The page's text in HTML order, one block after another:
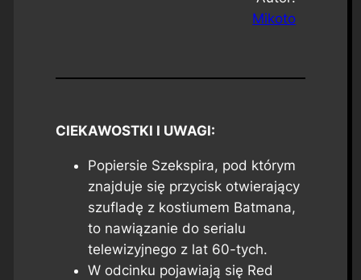
Mikoto
CIEKAWOSTKI I UWAGI:
Popiersie Szekspira, pod którym
znajduje się przycisk otwierający
szufladę z kostiumem Batmana,
to nawiązanie do serialu
telewizyjnego z lat 60-tych.
W odcinku pojawiają się Red